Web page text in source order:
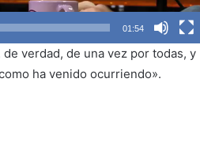
01:54
verdad, de una vez por todas, y
ha venido ocurriendo».